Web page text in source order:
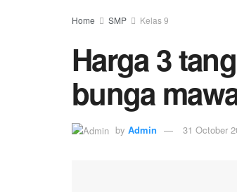
Home SMP Kelas 9
Harga 3
bunga
by Admin 31 October